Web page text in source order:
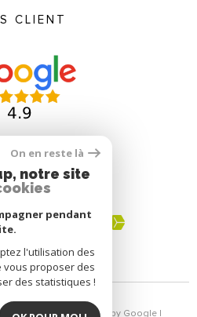
CLIENT
| Traduction powered by Google |
On en reste là
notre site
pendant
l'utilisation des
vous proposer des
des statistiques !